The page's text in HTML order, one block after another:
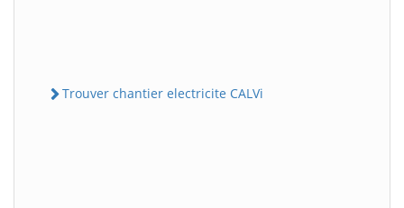
Trouver chantier electricite CALVi